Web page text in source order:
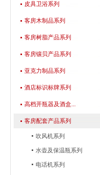
皮具卫浴系列
客房木制品系列
客房树脂产品系列
客房镶贝产品系列
亚克力制品系列
酒店标识标牌系列
高档开瓶器及酒盒...
客房配套产品系列
吹风机系列
水壶及保温瓶系列
电话机系列